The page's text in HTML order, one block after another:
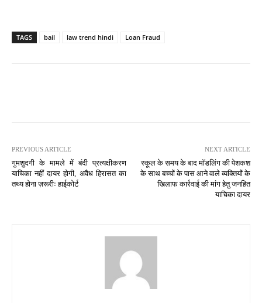
TAGS bail law trend hindi Loan Fraud
PREVIOUS ARTICLE
गुमशुदगी के मामले में बंदी प्रत्यक्षीकरण
याचिका नहीं दायर होगी, अवैध हिरासत का
तथ्य होना ज़रूरीः हाईकोर्ट
NEXT ARTICLE
स्कूल के समय के बाद मॉडलिंग की पेशकश
के साथ बच्चों के पास आने वाले व्यक्तियों के
खिलाफ कार्रवाई की मांग हेतु जनहित
याचिका दायर